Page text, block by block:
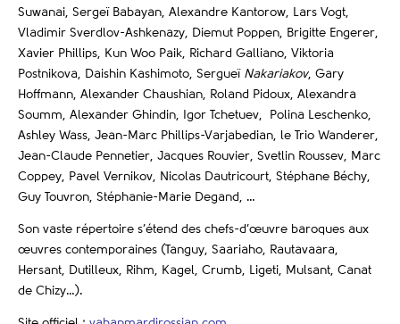
Suwanai, Sergeï Babayan, Alexandre Kantorow, Lars Vogt,
Vladimir Sverdlov-Ashkenazy, Diemut Poppen, Brigitte Engerer,
Xavier Phillips, Kun Woo Paik, Richard Galliano, Viktoria
Postnikova, Daishin Kashimoto, Sergueï Nakariakov, Gary
Hoffmann, Alexander Chaushian, Roland Pidoux, Alexandra
Soumm, Alexander Ghindin, Igor Tchetuev, Polina Leschenko,
Ashley Wass, Jean-Marc Phillips-Varjabedian, le Trio Wanderer,
Jean-Claude Pennetier, Jacques Rouvier, Svetlin Roussev, Marc
Coppey, Pavel Vernikov, Nicolas Dautricourt, Stéphane Béchy,
Guy Touvron, Stéphanie-Marie Degand, …
Son vaste répertoire s’étend des chefs-d’œuvre baroques aux
œuvres contemporaines (Tanguy, Saariaho, Rautavaara,
Hersant, Dutilleux, Rihm, Kagel, Crumb, Ligeti, Mulsant, Canat
de Chizy…).